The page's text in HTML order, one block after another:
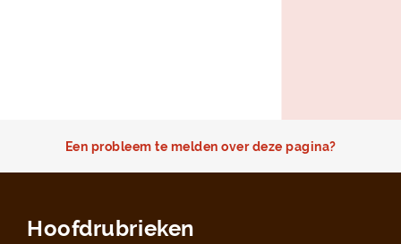
Een probleem te melden over deze pagina?
Hoofdrubrieken